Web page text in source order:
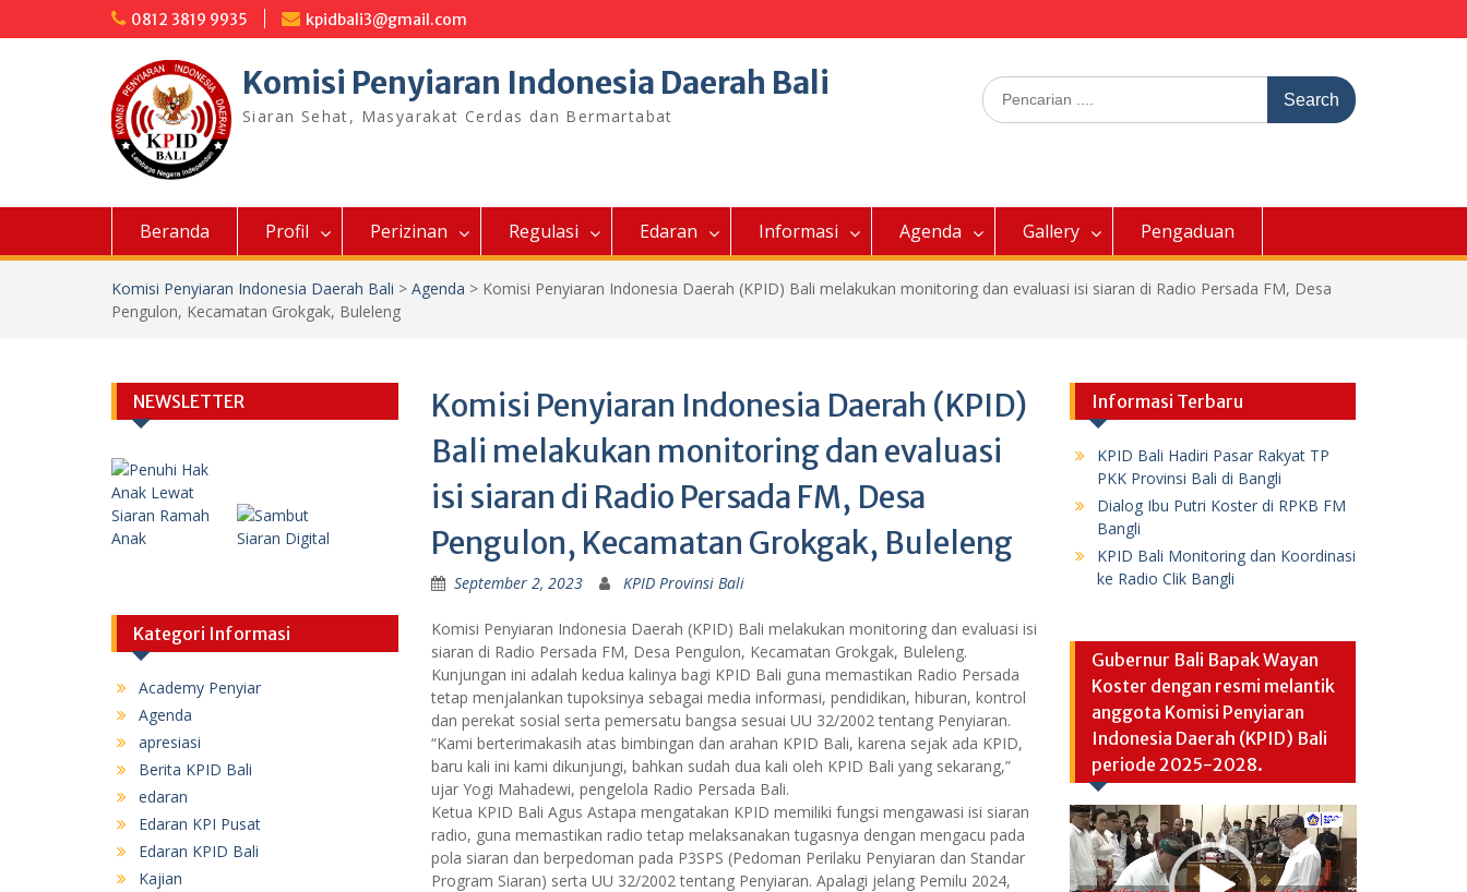
to
0812 3819 9935 kpidbali3@gmail.com
Komisi Penyiaran Indonesia Daerah Bali
Siaran Sehat, Masyarakat Cerdas dan Bermartabat
Search
for:
Beranda Profil Perizinan Regulasi Edaran Informasi Agenda Gallery Pengaduan
Komisi Penyiaran Indonesia Daerah Bali > Agenda > Komisi Penyiaran Indonesia Daerah (KPID) Bali melakukan monitoring dan evaluasi isi siaran di Radio Persada FM, Desa
Pengulon, Kecamatan Grokgak, Buleleng
Komisi Penyiaran Indonesia Daerah (KPID)
Bali melakukan monitoring dan evaluasi
isi siaran di Radio Persada FM, Desa
Pengulon, Kecamatan Grokgak, Buleleng
September 2, 2023 KPID Provinsi Bali
Komisi Penyiaran Indonesia Daerah (KPID) Bali melakukan monitoring dan evaluasi isi
siaran di Radio Persada FM, Desa Pengulon, Kecamatan Grokgak, Buleleng.
Kunjungan ini adalah kedua kalinya bagi KPID Bali guna memastikan Radio Persada
tetap menjalankan tupoksinya sebagai media informasi, pendidikan, hiburan, kontrol
dan perekat sosial serta pemersatu bangsa sesuai UU 32/2002 tentang Penyiaran.
“Kami berterimakasih atas bimbingan dan arahan KPID Bali, karena sejak ada KPID,
baru kali ini kami dikunjungi, bahkan sudah dua kali oleh KPID Bali yang sekarang,”
ujar Yogi Mahadewi, pengelola Radio Persada Bali.
Ketua KPID Bali Agus Astapa mengatakan KPID memiliki fungsi mengawasi isi siaran
radio, guna memastikan radio tetap melaksanakan tugasnya dengan mengacu pada
pola siaran dan berpedoman pada P3SPS (Pedoman Perilaku Penyiaran dan Standar
Program Siaran) serta UU 32/2002 tentang Penyiaran. Apalagi jelang Pemilu 2024,
NEWSLETTER
Kategori Informasi
Academy Penyiar
Agenda
apresiasi
Berita KPID Bali
edaran
Edaran KPI Pusat
Edaran KPID Bali
Kajian
Informasi Terbaru
KPID Bali Hadiri Pasar Rakyat TP
PKK Provinsi Bali di Bangli
Dialog Ibu Putri Koster di RPKB FM
Bangli
KPID Bali Monitoring dan Koordinasi
ke Radio Clik Bangli
Gubernur Bali Bapak Wayan
Koster dengan resmi melantik
anggota Komisi Penyiaran
Indonesia Daerah (KPID) Bali
periode 2025-2028.
Video
Player